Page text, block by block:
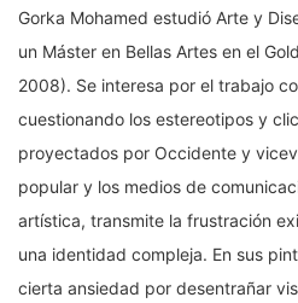
Gorka Mohamed estudió Arte y
un Máster en Bellas Artes en el
2008). Se interesa por el trabajo
cuestionando los estereotipos y
proyectados por Occidente y
popular y los medios de
artística, transmite la frustración
una identidad compleja. En sus
cierta ansiedad por desentrañar